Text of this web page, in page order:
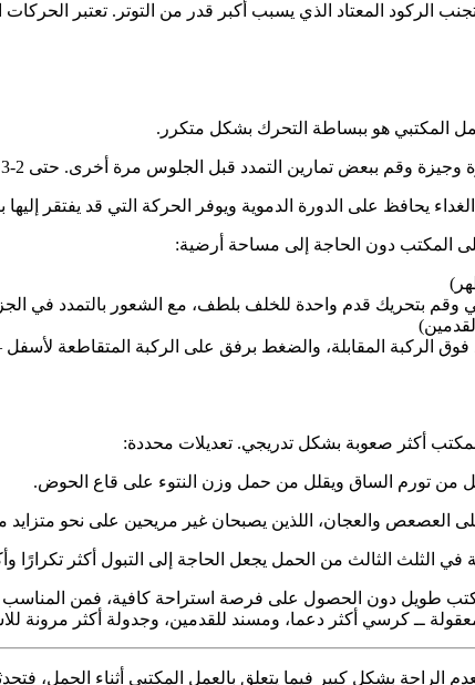
الركود المعتاد الذي يسبب أكبر قدر من التوتر. تعتبر
العمل المكتبي هو ببساطة التحرك بشكل متكرر.
التمدد قبل الجلوس مرة أخرى. حتى 2-3 دقائق من الحركة تكسر تراكم الحمل الثابت الذي يؤدي إلى الألم.
المكتب دون الحاجة إلى مساحة أرضية:
وقم بتحريك قدم واحدة للخلف بلطف، مع الشعور بالتمدد في
الركبة المقابلة، والضغط برفق على الركبة المتقاطعة
أكثر صعوبة بشكل تدريجي. تعديلات محددة:
من تورم الساق ويقلل من حمل وزن النتوء على قاع الحوض.
العصعص والعجان، اللذين يصبحان غير مريحين على نحو
الثلث الثالث من الحمل يجعل الحاجة إلى التبول أكثر تكرارًا
طويل دون الحصول على فرصة استراحة كافية، فمن المناسب
ــ كرسي أكثر دعما، ومسند للقدمين، وجدولة أكثر مرونة
الراحة بشكل كبير فيما يتعلق بالعمل المكتبي أثناء